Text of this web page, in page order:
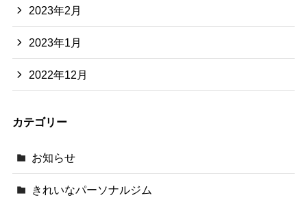
2023年2月
2023年1月
2022年12月
カテゴリー
お知らせ
きれいなパーソナルジム